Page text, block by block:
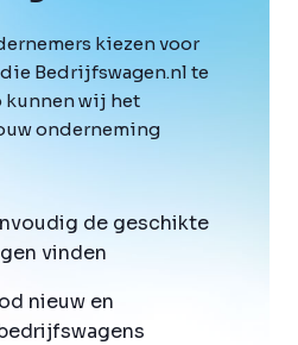
kiezen voor
Bedrijfswagen.nl te
kunnen wij het
onderneming
de geschikte
vinden
nieuw en